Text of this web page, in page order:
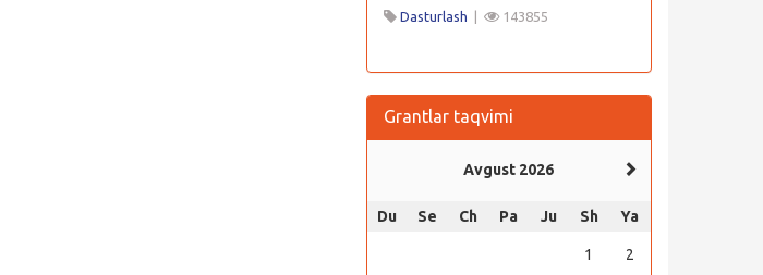
Dasturlash 143855
Grantlar taqvimi
Avgust 2026
Du Se Ch Pa Ju Sh Ya
1 2